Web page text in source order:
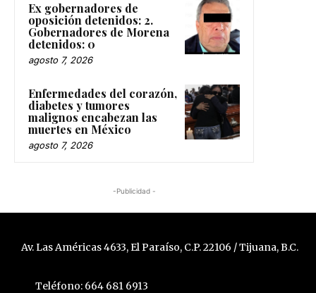
Ex gobernadores de
oposición detenidos: 2.
Gobernadores de Morena
detenidos: 0
agosto 7, 2026
Enfermedades del corazón,
diabetes y tumores
malignos encabezan las
muertes en México
agosto 7, 2026
-Publicidad -
Av. Las Américas 4633, El Paraíso, C.P. 22106 / Tijuana, B.C.
Teléfono: 664 681 6913